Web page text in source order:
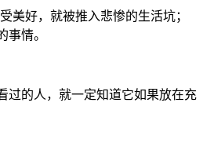
美好，就被推入悲惨的生活坑；
情。
过的人，就一定知道它如果放在充